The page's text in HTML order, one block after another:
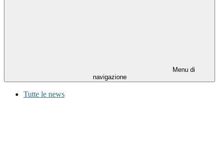
Menu di
navigazione
Tutte le news